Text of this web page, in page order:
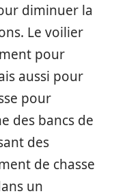
diminuer la
Le voilier
pour
aussi pour
pour
des bancs de
des
de chasse
un